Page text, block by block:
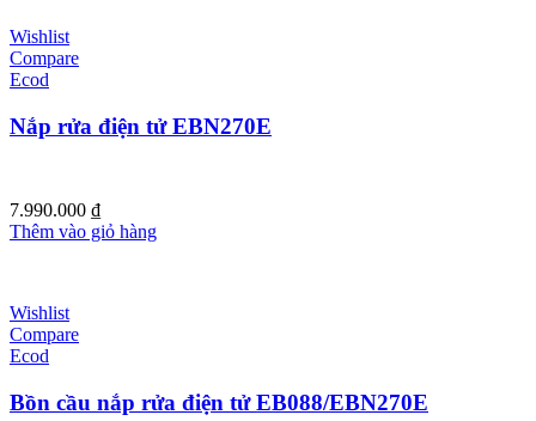
Wishlist
Compare
Ecod
Nắp rửa điện tử EBN270E
7.990.000 ₫
Thêm vào giỏ hàng
Wishlist
Compare
Ecod
Bồn cầu nắp rửa điện tử EB088/EBN270E